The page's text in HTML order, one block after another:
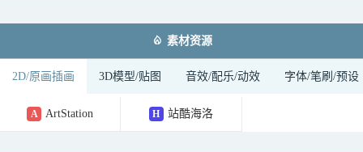
 素材资源
2D/原画插画 3D模型/贴图 音效/配乐/动效 字体/笔刷/预设
A ArtStation H 站酷海洛